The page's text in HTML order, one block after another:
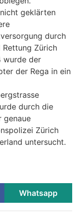
geklärten
durch
Zürich
wurde der
der Rega in ein
durch die
genaue
Zürich
untersucht.
Whatsapp